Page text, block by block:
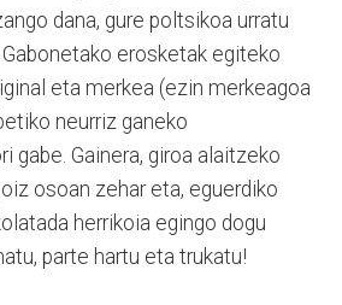
dana, gure poltsikoa urratu
Gabonetako erosketak egiteko
eta merkea (ezin merkeagoa
neurriz ganeko
gabe. Gainera, giroa alaitzeko
osoan zehar eta, eguerdiko
herrikoia egingo dogu
parte hartu eta trukatu!